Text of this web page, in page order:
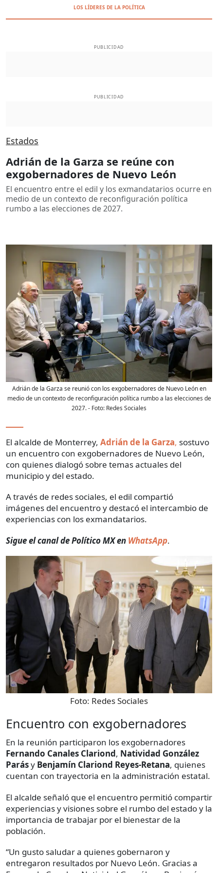
LOS LÍDERES DE LA POLÍTICA
PUBLICIDAD
PUBLICIDAD
Estados
Adrián de la Garza se reúne con
exgobernadores de Nuevo León
El encuentro entre el edil y los exmandatarios ocurre en
medio de un contexto de reconfiguración política
rumbo a las elecciones de 2027.
Adrián de la Garza se reunió con los exgobernadores de Nuevo León en
medio de un contexto de reconfiguración política rumbo a las elecciones de
2027.- Foto: Redes Sociales
El alcalde de Monterrey, Adrián de la Garza, sostuvo
un encuentro con exgobernadores de Nuevo León,
con quienes dialogó sobre temas actuales del
municipio y del estado.
A través de redes sociales, el edil compartió
imágenes del encuentro y destacó el intercambio de
experiencias con los exmandatarios.
Sigue el canal de Político MX en WhatsApp.
Foto: Redes Sociales
Encuentro con exgobernadores
En la reunión participaron los exgobernadores
Fernando Canales Clariond, Natividad González
Parásy Benjamín Clariond Reyes-Retana, quienes
cuentan con trayectoria en la administración estatal.
El alcalde señaló que el encuentro permitió compartir
experiencias y visiones sobre el rumbo del estado y la
importancia de trabajar por el bienestar de la
población.
“Un gusto saludar a quienes gobernaron y
entregaron resultados por Nuevo León. Gracias a